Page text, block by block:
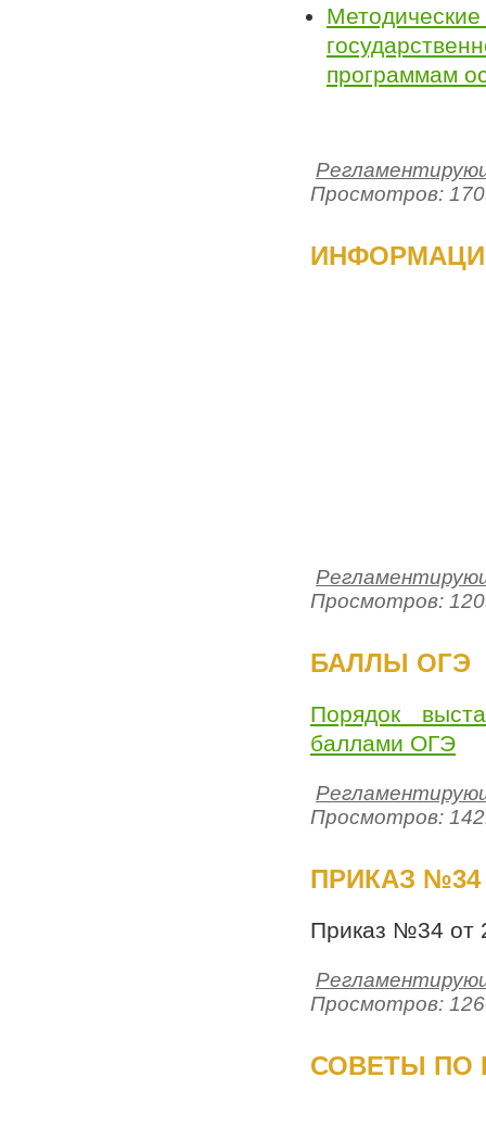
программам
Просмотров:
Просмотров:
БАЛЛЫ ОГЭ
Порядок
баллами ОГЭ
Просмотров:
ПРИКАЗ №34
Приказ №34 от
Просмотров:
СОВЕТЫ ПО